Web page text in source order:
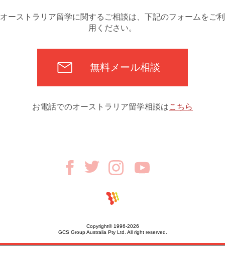
オーストラリア留学に関するご相談は、下記のフォームをご利
用ください。
無料メール相談
お電話でのオーストラリア留学相談はこちら
Copyright© 1996-2026
GCS Group Australia Pty Ltd. All right reserved.